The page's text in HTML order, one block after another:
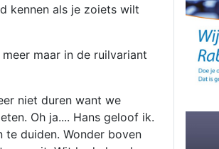
kennen als je zoiets wilt
maar in de ruilvariant
niet duren want we
Oh ja.... Hans geloof ik.
duiden. Wonder boven